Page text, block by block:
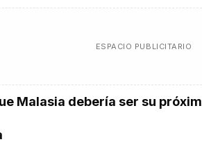
ESPACIO PUBLICITARIO
Malasia debería ser su